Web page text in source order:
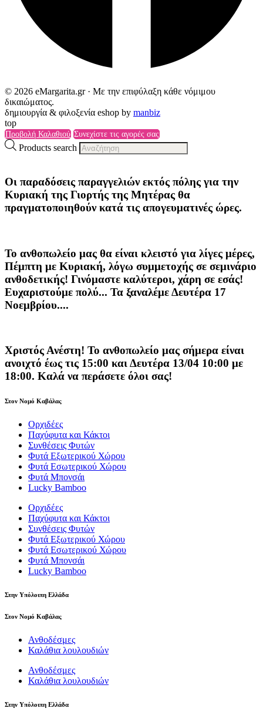
© 2026 eMargarita.gr · Με την επιφύλαξη κάθε νόμιμου
δικαιώματος.
δημιουργία & φιλοξενία eshop by manbiz
top
Προβολή Καλαθιού Συνεχίστε τις αγορές σας
Products search
Οι παραδόσεις παραγγελιώνεκτός πόλης για την
Κυριακή της Γιορτής της Μητέρας θα
πραγματοποιηθούν κατά τις απογευματινές ώρες.
Το ανθοπωλείο μας θα είναι κλειστό για λίγες μέρες,
Πέμπτη με Κυριακή, λόγω συμμετοχής σε σεμινάριο
ανθοδετικής! Γινόμαστε καλύτεροι, χάρη σε εσάς!
Ευχαριστούμε πολύ... Τα ξαναλέμε Δευτέρα 17
Νοεμβρίου....
Χριστός Ανέστη! Το ανθοπωλείο μας σήμερα είναι
ανοιχτό έως τις 15:00 και Δευτέρα 13/04 10:00 με
18:00. Καλά να περάσετε όλοι σας!
Στον Νομό Καβάλας
Ορχιδέες
Παχύφυτα και Κάκτοι
Συνθέσεις Φυτών
Φυτά Εξωτερικού Χώρου
Φυτά Εσωτερικού Χώρου
Φυτά Μπονσάι
Lucky Bamboo
Ορχιδέες
Παχύφυτα και Κάκτοι
Συνθέσεις Φυτών
Φυτά Εξωτερικού Χώρου
Φυτά Εσωτερικού Χώρου
Φυτά Μπονσάι
Lucky Bamboo
Στην Υπόλοιπη Ελλάδα
Στον Νομό Καβάλας
Ανθοδέσμες
Καλάθια λουλουδιών
Ανθοδέσμες
Καλάθια λουλουδιών
Στην Υπόλοιπη Ελλάδα